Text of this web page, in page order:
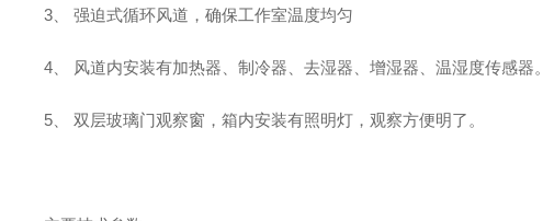
3、 强迫式循环风道，确保工作室温度均匀
4、 风道内安装有加热器、制冷器、去湿器、增湿器、温湿度传感器。
5、 双层玻璃门观察窗，箱内安装有照明灯，观察方便明了。